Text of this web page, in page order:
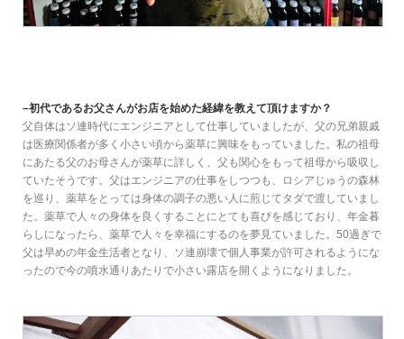
–初代であるお父さんがお店を始めた経緯を教えて頂けますか？
父自体はソ連時代にエンジニアとして仕事していましたが、父の兄弟親戚
は医療関係者が多く小さい頃から薬草に興味をもっていました。私の祖母
にあたる父のお母さんが薬草に詳しく、父も関心をもって祖母から吸収し
ていたそうです。父はエンジニアの仕事をしつつも、ロシアじゅうの森林
を巡り、薬草をとっては身体の調子の悪い人に煎じてタダで渡していまし
た。薬草で人々の身体を良くすることにとても喜びを感じており、年金暮
らしになったら、薬草で人々を幸福にするのを夢見ていました。50過ぎで
父は早めの年金生活者となり、ソ連崩壊で個人事業が許可されるようにな
ったので今の噴水通りあたりで小さい露店を開くようになりました。